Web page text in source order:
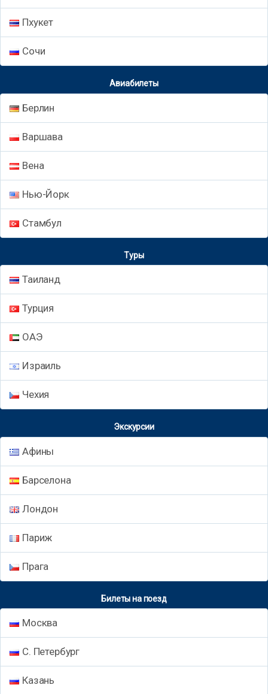
Пхукет
Сочи
Авиабилеты
Берлин
Варшава
Вена
Нью-Йорк
Стамбул
Туры
Таиланд
Турция
ОАЭ
Израиль
Чехия
Экскурсии
Афины
Барселона
Лондон
Париж
Прага
Билеты на поезд
Москва
С. Петербург
Казань